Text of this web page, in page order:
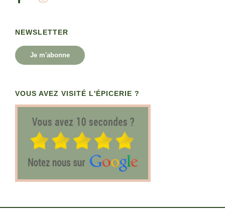
NEWSLETTER
Je m'abonne
VOUS AVEZ VISITÉ L'ÉPICERIE ?